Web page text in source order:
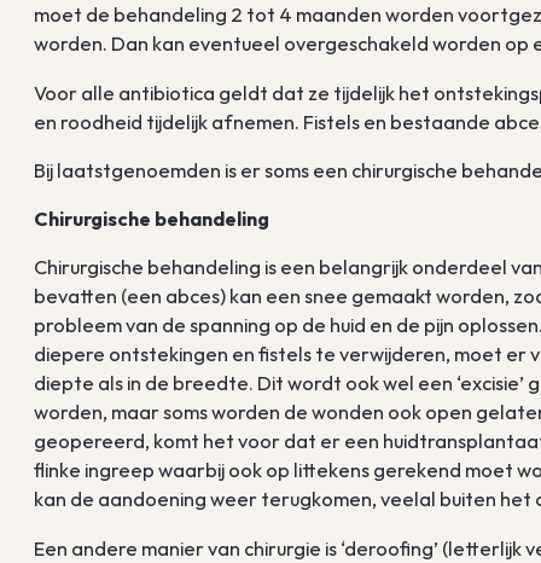
moet de behandeling 2 tot 4 maanden worden
worden. Dan kan eventueel overgeschakeld worden op
Voor alle antibiotica geldt dat ze tijdelijk het
en roodheid tijdelijk afnemen. Fistels en bestaande
Bij laatstgenoemden is er soms een chirurgische
Chirurgische behandeling
Chirurgische behandeling is een belangrijk onderdeel
bevatten (een abces) kan een snee gemaakt worden,
probleem van de spanning op de huid en de pijn
diepere ontstekingen en fistels te verwijderen, moet er
diepte als in de breedte. Dit wordt ook wel een
worden, maar soms worden de wonden ook open
geopereerd, komt het voor dat er een
flinke ingreep waarbij ook op littekens gerekend moet
kan de aandoening weer terugkomen, veelal buiten
Een andere manier van chirurgie is ‘deroofing’